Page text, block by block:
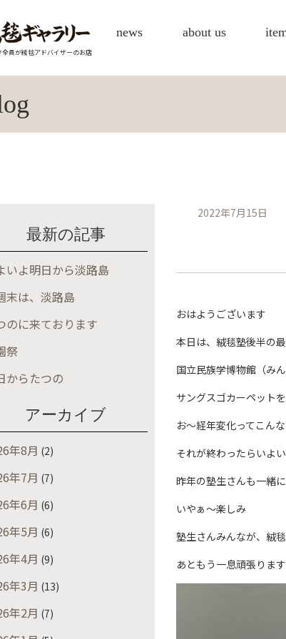
全員が絨毯アドバイザーのお店
news about us
最新の記事
いよ明日から淡路島
末は、淡路島
のに来ております
祭
からたつの
アーカイブ
年8月 (2)
年7月 (7)
年6月 (6)
年5月 (6)
年4月 (9)
年3月 (13)
年2月 (7)
2022年7月15日
おはようございます
本日は、絨毯塾後半の
国立民族学博物館（み
サングスゴカーペット
お～経年変化ってこん
それが終わったらいよ
昨年の塾生さんも一緒
いやぁ～楽しみ
塾生さんみんなが、絨
あともう一息頑張ります